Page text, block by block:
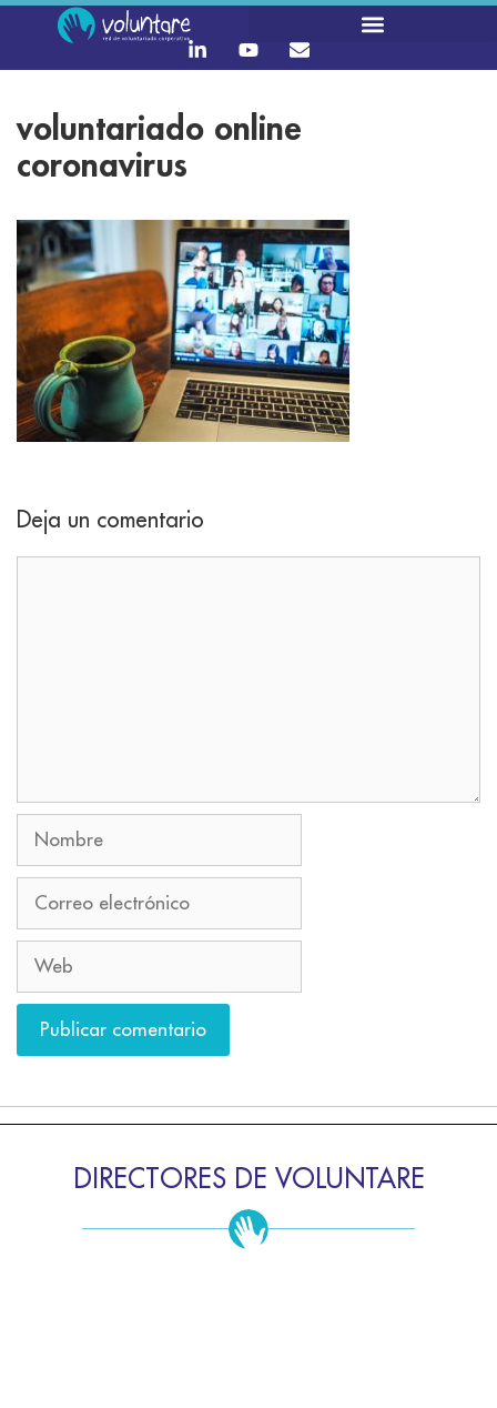
voluntariado online
coronavirus
Deja un comentario
DIRECTORES DE VOLUNTARE